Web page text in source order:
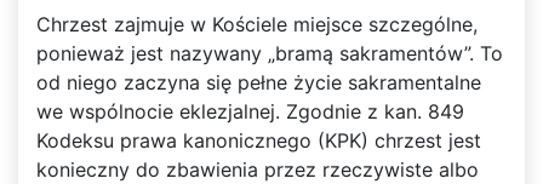
Chrzest zajmuje w Kościele miejsce szczególne,
ponieważ jest nazywany „bramą sakramentów”. To
od niego zaczyna się pełne życie sakramentalne
we wspólnocie eklezjalnej. Zgodnie z kan. 849
Kodeksu prawa kanonicznego (KPK) chrzest jest
konieczny do zbawienia przez rzeczywiste albo